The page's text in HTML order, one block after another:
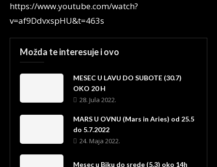
https://www.youtube.com/watch?
v=af9DdvxspHU&t=463s
Možda te interesuje i ovo
MESEC U LAVU DO SUBOTE (30.7)
OKO 20 H
28. Jula 2022.
MARS U OVNU (Mars in Aries) od 25.5
do 5.7.2022
24. Maja 2022.
Mesec u Biku do srede (5.3) oko 14h